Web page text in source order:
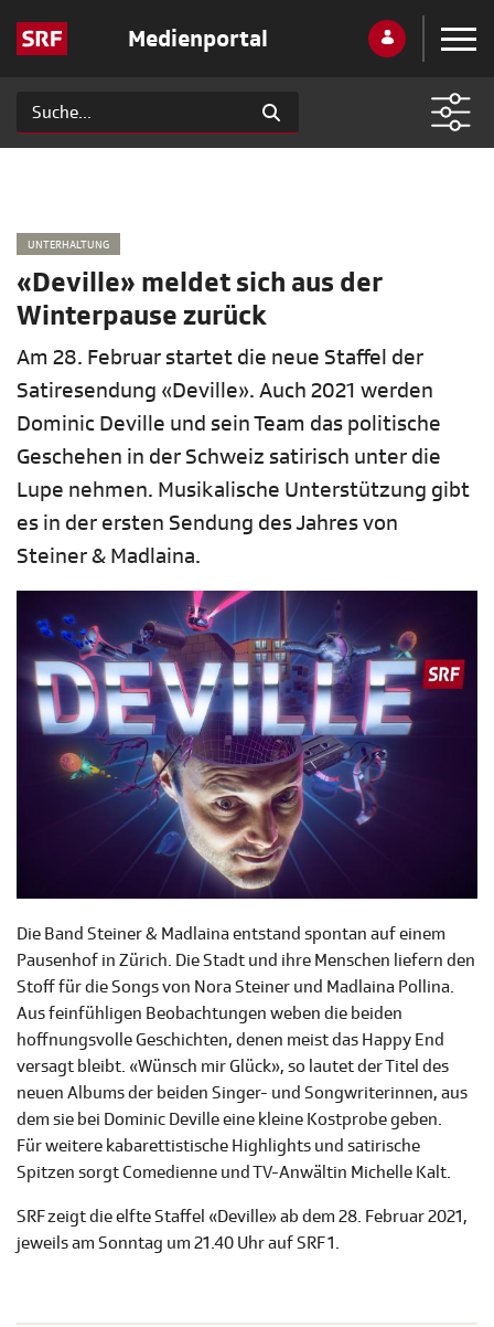
Medienportal
UNTERHALTUNG
«Deville» meldet sich aus der
Winterpause zurück
Am 28. Februar startet die neue Staffel der
Satiresendung «Deville». Auch 2021 werden
Dominic Deville und sein Team das politische
Geschehen in der Schweiz satirisch unter die
Lupe nehmen. Musikalische Unterstützung gibt
es in der ersten Sendung des Jahres von
Steiner & Madlaina.
Die Band Steiner & Madlaina entstand spontan auf einem
Pausenhof in Zürich. Die Stadt und ihre Menschen liefern den
Stoff für die Songs von Nora Steiner und Madlaina Pollina.
Aus feinfühligen Beobachtungen weben die beiden
hoffnungsvolle Geschichten, denen meist das Happy End
versagt bleibt. «Wünsch mir Glück», so lautet der Titel des
neuen Albums der beiden Singer- und Songwriterinnen, aus
dem sie bei Dominic Deville eine kleine Kostprobe geben.
Für weitere kabarettistische Highlights und satirische
Spitzen sorgt Comedienne und TV-Anwältin Michelle Kalt.
SRF zeigt die elfte Staffel «Deville» ab dem 28. Februar 2021,
jeweils am Sonntag um 21.40 Uhr auf SRF 1.